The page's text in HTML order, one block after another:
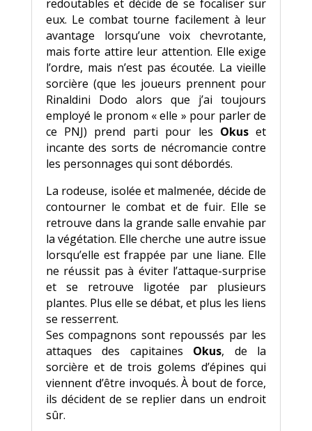
redoutables et décide de se focaliser sur
eux. Le combat tourne facilement à leur
avantage lorsqu’une voix chevrotante,
mais forte attire leur attention. Elle exige
l’ordre, mais n’est pas écoutée. La vieille
sorcière (que les joueurs prennent pour
Rinaldini Dodo alors que j’ai toujours
employé le pronom « elle » pour parler de
ce PNJ) prend parti pour les Okuset
incante des sorts de nécromancie contre
les personnages qui sont débordés.
La rodeuse, isolée et malmenée, décide de
contourner le combat et de fuir. Elle se
retrouve dans la grande salle envahie par
la végétation. Elle cherche une autre issue
lorsqu’elle est frappée par une liane. Elle
ne réussit pas à éviter l’attaque-surprise
et se retrouve ligotée par plusieurs
plantes. Plus elle se débat, et plus les liens
se resserrent.
Ses compagnons sont repoussés par les
attaques des capitaines Okus, de la
sorcière et de trois golems d’épines qui
viennent d’être invoqués. À bout de force,
ils décident de se replier dans un endroit
sûr.